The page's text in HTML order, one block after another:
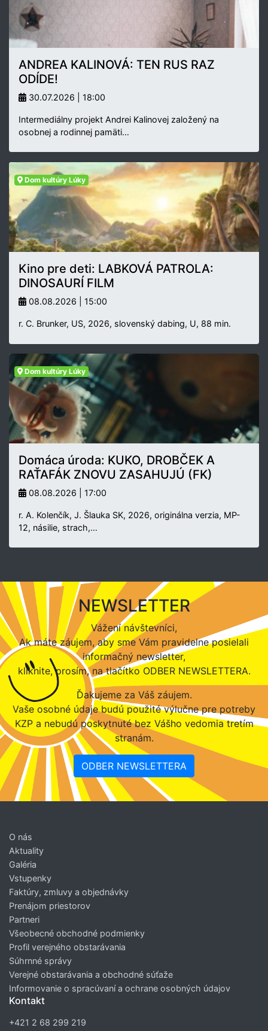
ANDREA KALINOVÁ: TEN RUS RAZ
ODÍDE!
30.07.2026 | 18:00
Intermediálny projekt Andrei Kalinovej založený na
osobnej a rodinnej pamäti…
Dom kultúry Lúky
Kino pre deti: LABKOVÁ PATROLA:
DINOSAURÍ FILM
08.08.2026 | 15:00
r. C. Brunker, US, 2026, slovenský dabing, U, 88 min.
Dom kultúry Lúky
Domáca úroda: KUKO, DROBČEK A
RAŤAFÁK ZNOVU ZASAHUJÚ (FK)
08.08.2026 | 17:00
r. A. Kolenčík, J. Šlauka SK, 2026, originálna verzia, MP-
12, násilie, strach,…
NEWSLETTER
Vážení návštevníci,
Ak máte záujem, aby sme Vám pravidelne posielali
informačný newsletter,
kliknite, prosím, na tlačítko ODBER NEWSLETTERA.
Ďakujeme za Váš záujem.
Vaše osobné údaje budú použité výlučne pre potreby
KZP a nebudú poskytnuté bez Vášho vedomia tretím
stranám.
ODBER NEWSLETTERA
O nás
Aktuality
Galéria
Vstupenky
Faktúry, zmluvy a objednávky
Prenájom priestorov
Partneri
Všeobecné obchodné podmienky
Profil verejného obstarávania
Súhrnné správy
Verejné obstarávania a obchodné súťaže
Informovanie o spracúvaní a ochrane osobných údajov
Kontakt
+421 2 68 299 219